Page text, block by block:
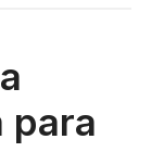
para